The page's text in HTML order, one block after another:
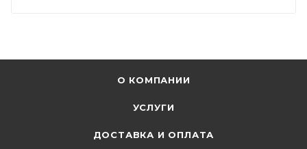
О КОМПАНИИ
УСЛУГИ
ДОСТАВКА И ОПЛАТА